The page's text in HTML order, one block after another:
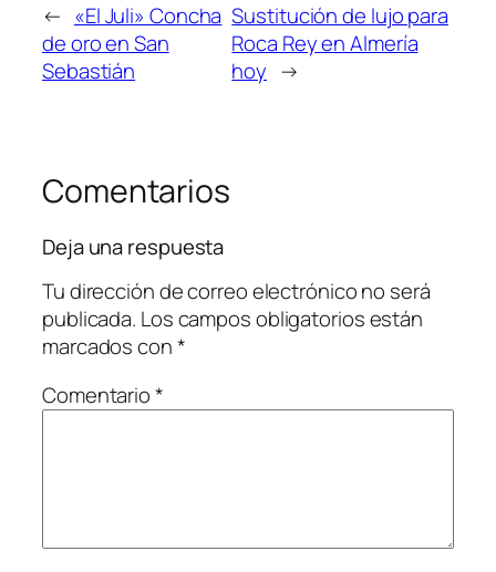
← «El Juli» Concha
de oro en San
Sebastián
Sustitución de lujo para
Roca Rey en Almería
hoy →
Comentarios
Deja una respuesta
Tu dirección de correo electrónico no será
publicada. Los campos obligatorios están
marcados con*
Comentario*